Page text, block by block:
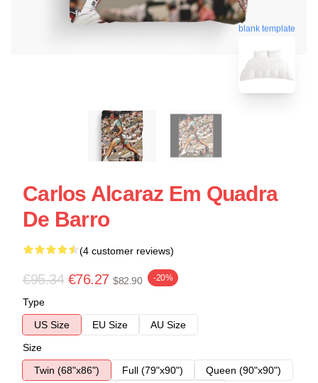
blank template
Carlos Alcaraz Em Quadra
De Barro
(4 customer reviews)
€95.34 €76.27 $82.90 -20%
Type
US Size
EU Size
AU Size
Size
Twin (68"x86")
Full (79"x90")
Queen (90"x90")